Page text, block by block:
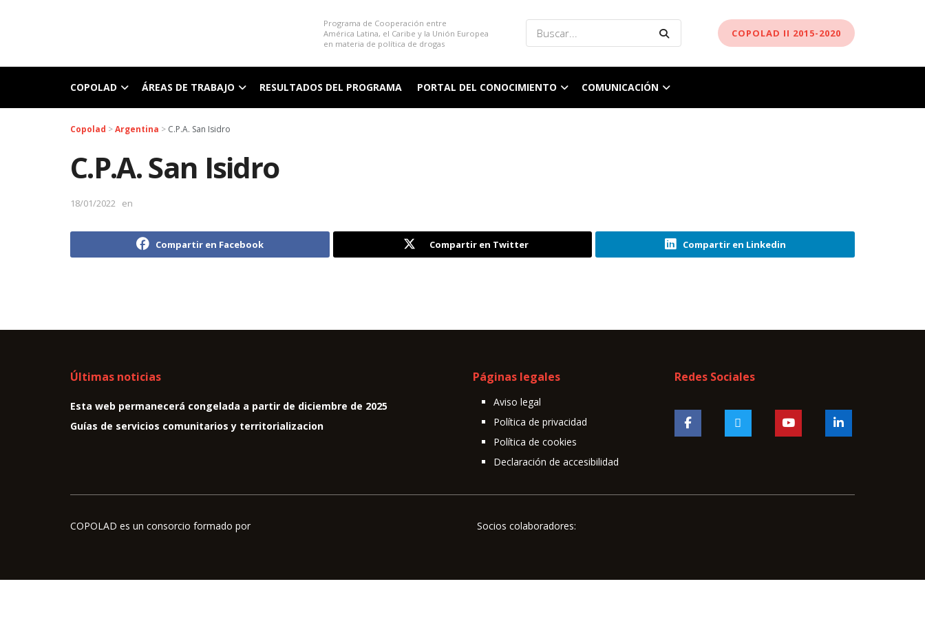
Programa de Cooperación entre
América Latina, el Caribe y la Unión Europea
en materia de política de drogas
COPOLAD II 2015-2020
COPOLAD ÁREAS DE TRABAJO RESULTADOS DEL PROGRAMA PORTAL DEL CONOCIMIENTO COMUNICACIÓN
Copolad >Argentina > C.P.A. San Isidro
C.P.A. San Isidro
18/01/2022 en
Compartir en Facebook Compartir en Twitter Compartir en Linkedin
Últimas noticias
Esta web permanecerá congelada a partir de diciembre de 2025
Guías de servicios comunitarios y territorializacion
Páginas legales
Aviso legal
Política de privacidad
Política de cookies
Declaración de accesibilidad
Redes Sociales
COPOLAD es un consorcio formado por Socios colaboradores: